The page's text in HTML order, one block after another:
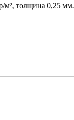
м², толщина 0,25 мм.